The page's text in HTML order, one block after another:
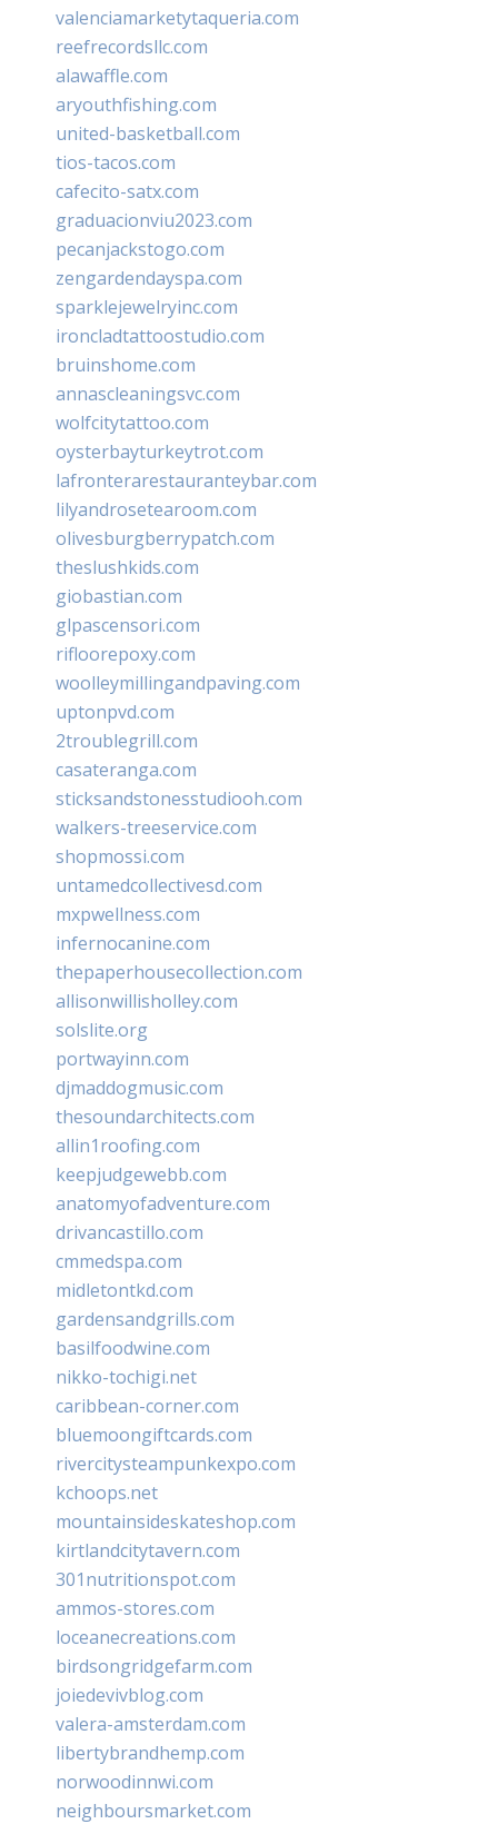
valenciamarketytaqueria.com
reefrecordsllc.com
alawaffle.com
aryouthfishing.com
united-basketball.com
tios-tacos.com
cafecito-satx.com
graduacionviu2023.com
pecanjackstogo.com
zengardendayspa.com
sparklejewelryinc.com
ironcladtattoostudio.com
bruinshome.com
annascleaningsvc.com
wolfcitytattoo.com
oysterbayturkeytrot.com
lafronterarestauranteybar.com
lilyandrosetearoom.com
olivesburgberrypatch.com
theslushkids.com
giobastian.com
glpascensori.com
rifloorepoxy.com
woolleymillingandpaving.com
uptonpvd.com
2troublegrill.com
casateranga.com
sticksandstonesstudiooh.com
walkers-treeservice.com
shopmossi.com
untamedcollectivesd.com
mxpwellness.com
infernocanine.com
thepaperhousecollection.com
allisonwillisholley.com
solslite.org
portwayinn.com
djmaddogmusic.com
thesoundarchitects.com
allin1roofing.com
keepjudgewebb.com
anatomyofadventure.com
drivancastillo.com
cmmedspa.com
midletontkd.com
gardensandgrills.com
basilfoodwine.com
nikko-tochigi.net
caribbean-corner.com
bluemoongiftcards.com
rivercitysteampunkexpo.com
kchoops.net
mountainsideskateshop.com
kirtlandcitytavern.com
301nutritionspot.com
ammos-stores.com
loceanecreations.com
birdsongridgefarm.com
joiedevivblog.com
valera-amsterdam.com
libertybrandhemp.com
norwoodinnwi.com
neighboursmarket.com